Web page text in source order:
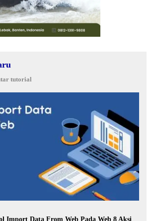
tutorial
Import Data From Web Pada Web 8 Aksi